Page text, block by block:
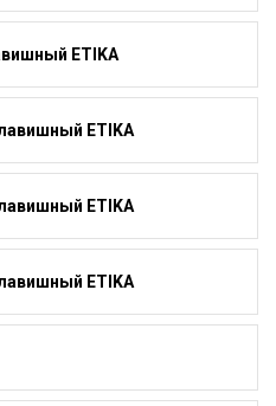
ETIKA
ETIKA
ETIKA
ETIKA